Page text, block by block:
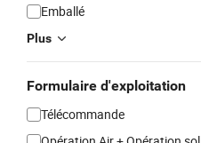
Emballé
Plus
Formulaire d'exploitation
Télécommande